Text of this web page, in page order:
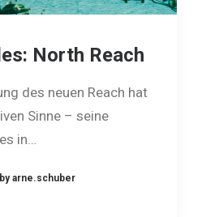
North Reach
des neuen Reach hat
Sinne – seine
in…
by arne.schuber